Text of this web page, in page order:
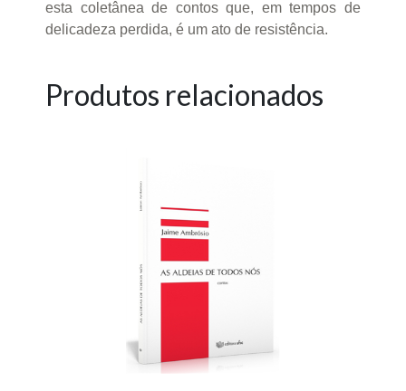
esta coletânea de contos que, em tempos de
delicadeza perdida, é um ato de resistência.
Produtos relacionados